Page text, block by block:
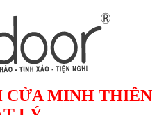
CỬA MINH THIÊN